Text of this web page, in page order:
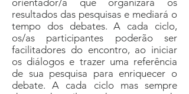
orientador/a que organizará os
resultados das pesquisas e mediará o
tempo dos debates. A cada ciclo,
os/as participantes poderão ser
facilitadores do encontro, ao iniciar
os diálogos e trazer uma referência
de sua pesquisa para enriquecer o
debate. A cada ciclo mas sempre